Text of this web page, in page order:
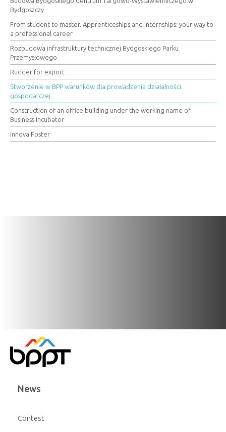
Bydgoszczy
From student to master. Apprenticeships and internships: your way to
a professional career
Rozbudowa infrastruktury technicznej Bydgoskiego Parku
Przemysłowego
Rudder for export
Stworzenie w BPP warunków dla prowadzenia działalności
gospodarczej
Construction of an office building under the working name of
Business Incubator
Innova Foster
News
Contest